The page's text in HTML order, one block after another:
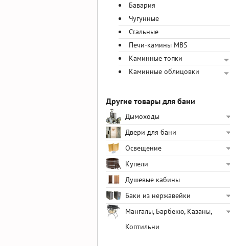
Бавария
Чугунные
Стальные
Печи-камины MBS
Каминные топки
Каминные облицовки
Другие товары для бани
Дымоходы
Двери для бани
Освещение
Купели
Душевые кабины
Баки из нержавейки
Мангалы, Барбекю, Казаны,
Коптильни